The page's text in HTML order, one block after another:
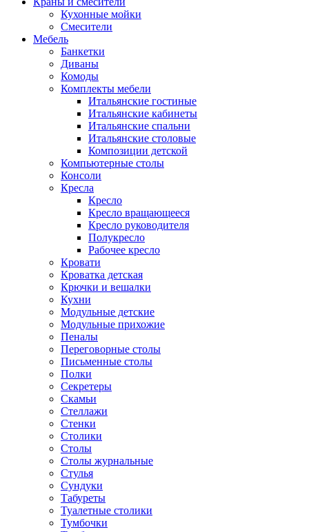
Кухонные мойки
Смесители
Мебель
Банкетки
Диваны
Комоды
Комплекты мебели
Итальянские гостиные
Итальянские кабинеты
Итальянские спальни
Итальянские столовые
Композиции детской
Компьютерные столы
Консоли
Кресла
Кресло
Кресло вращающееся
Кресло руководителя
Полукресло
Рабочее кресло
Кровати
Кроватка детская
Крючки и вешалки
Кухни
Модульные детские
Модульные прихожие
Пеналы
Переговорные столы
Письменные столы
Полки
Секретеры
Скамьи
Стеллажи
Стенки
Столики
Столы
Столы журнальные
Стулья
Сундуки
Табуреты
Туалетные столики
Тумбочки